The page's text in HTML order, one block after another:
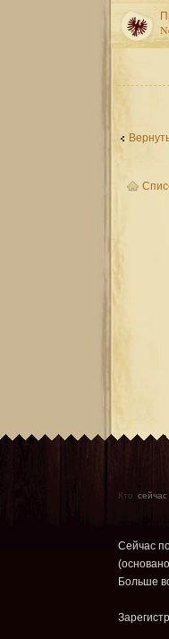
Кто
Сейчас
Больше